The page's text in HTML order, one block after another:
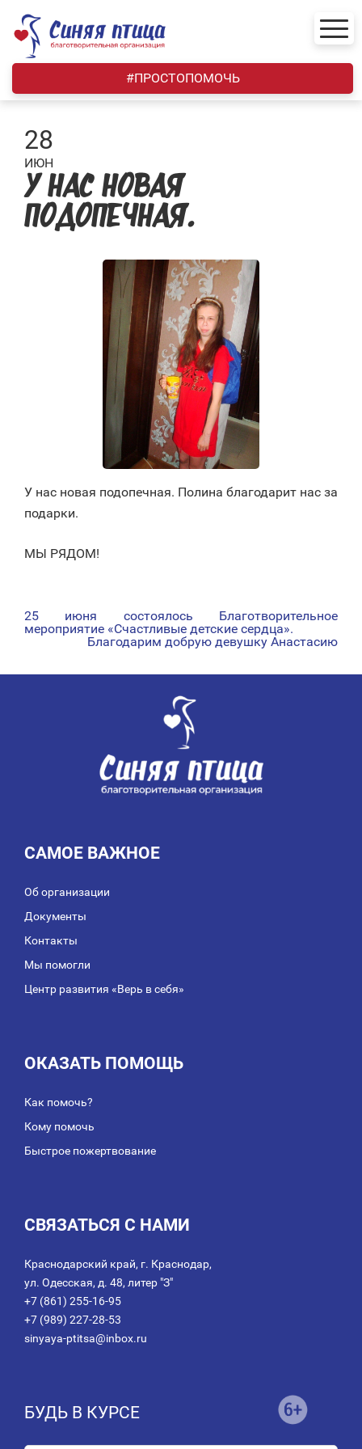
content
#ПРОСТОПОМОЧЬ
28
ИЮН
У НАС НОВАЯ
ПОДОПЕЧНАЯ.
У нас новая подопечная. Полина благодарит нас за
подарки.
МЫ РЯДОМ!
НАВИГАЦИЯ
25 июня состоялось Благотворительное
мероприятие «Счастливые детские сердца».
Благодарим добрую девушку Анастасию
САМОЕ ВАЖНОЕ
Об организации
Документы
Контакты
Мы помогли
Центр развития «Верь в себя»
ОКАЗАТЬ ПОМОЩЬ
Как помочь?
Кому помочь
Быстрое пожертвование
СВЯЗАТЬСЯ С НАМИ
Краснодарский край, г. Краснодар,
ул. Одесская, д. 48, литер "З"
+7 (861) 255-16-95
+7 (989) 227-28-53
sinyaya-ptitsa@inbox.ru
БУДЬ В КУРСЕ